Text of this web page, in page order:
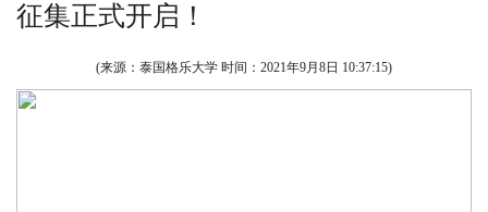
征集正式开启！
(来源：泰国格乐大学 时间： 2021年9月8日 10:37:15)